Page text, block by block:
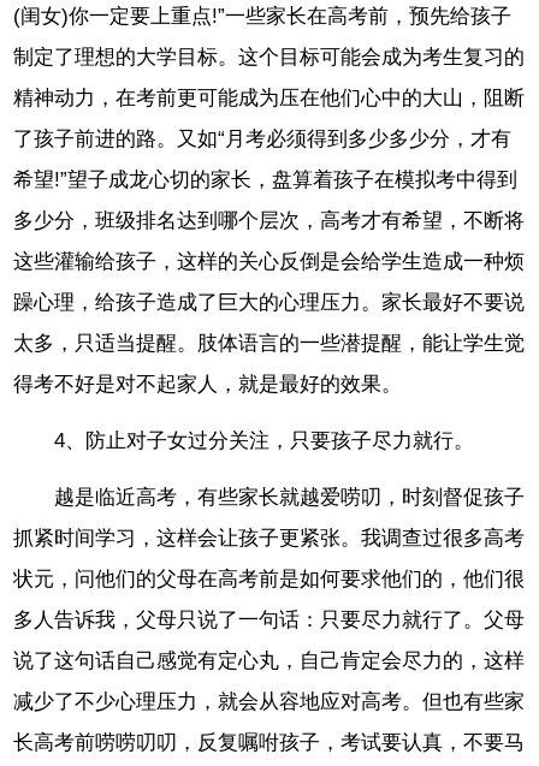
(闺女)你一定要上重点!”一些家长在高考前，预先给孩子
制定了理想的大学目标。这个目标可能会成为考生复习的
精神动力，在考前更可能成为压在他们心中的大山，阻断
了孩子前进的路。又如“月考必须得到多少多少分，才有
希望!”望子成龙心切的家长，盘算着孩子在模拟考中得到
多少分，班级排名达到哪个层次，高考才有希望，不断将
这些灌输给孩子，这样的关心反倒是会给学生造成一种烦
躁心理，给孩子造成了巨大的心理压力。家长最好不要说
太多，只适当提醒。肢体语言的一些潜提醒，能让学生觉
得考不好是对不起家人，就是最好的效果。
4、防止对子女过分关注，只要孩子尽力就行。
越是临近高考，有些家长就越爱唠叨，时刻督促孩子
抓紧时间学习，这样会让孩子更紧张。我调查过很多高考
状元，问他们的父母在高考前是如何要求他们的，他们很
多人告诉我，父母只说了一句话：只要尽力就行了。父母
说了这句话自己感觉有定心丸，自己肯定会尽力的，这样
减少了不少心理压力，就会从容地应对高考。但也有些家
长高考前唠唠叨叨，反复嘱咐孩子，考试要认真，不要马